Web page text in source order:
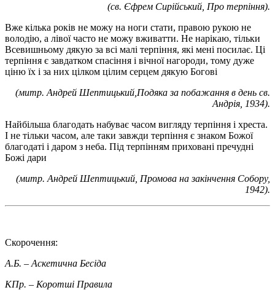
(св. Єфрем Сирійський, Про терпіння).
Вже кілька років не можу на ноги стати, правою рукою не
володію, а лівої часто не можу вживатти. Не нарікаю, тільки
Всевишньому дякую за всі малі терпіння, які мені посилає. Ці
терпіння є завдатком спасіння і вічної нагороди, тому дуже
ціню їх і за них цілком цілим серцем дякую Богові
(митр. Андрей Шептицький,Подяка за побажання в день св.
Андрія, 1934).
Найбільша благодать набуває часом вигляду терпіння і хреста.
І не тільки часом, але таки завжди терпіння є знаком Божої
благодаті і даром з неба. Під терпінням приховані пречудні
Божі дари
(митр. Андрей Шептицький, Промова на закінчення Собору,
1942).
Скорочення:
А.Б. – Аскетична Бесіда
КПр. – Коротші Правила